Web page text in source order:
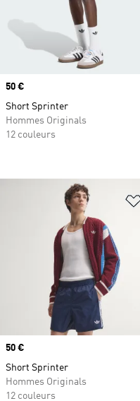
Prix
50 €
Short Sprinter
Hommes Originals
12 couleurs
Prix
50 €
Short Sprinter
Hommes Originals
12 couleurs